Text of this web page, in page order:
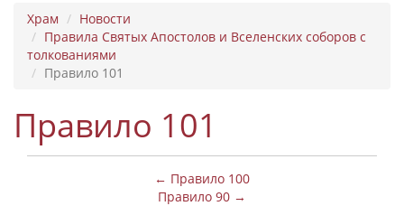
Храм
Новости
Правила Святых Апостолов и Вселенских соборов с
толкованиями
Правило 101
Правило 101
← Правило 100
Правило 90 →